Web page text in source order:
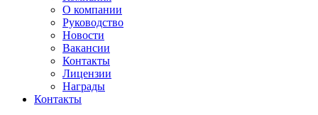
О компании
Руководство
Новости
Вакансии
Контакты
Лицензии
Награды
Контакты